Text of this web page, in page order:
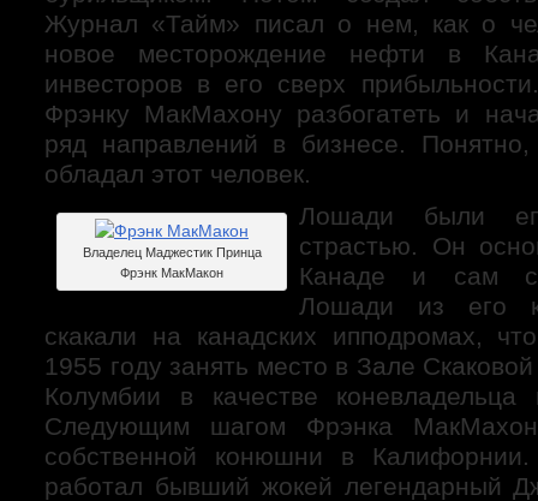
Журнал «Тайм» писал о нем, как о
новое месторождение нефти в
инвесторов в его сверх
Фрэнку МакМахону разбогатеть и
ряд направлений в бизнесе. Понятно,
обладал этот человек.
Владелец Маджестик Принца
Фрэнк МакМакон
Лошади были
страстью. Он
Канаде и сам
Лошади из его
скакали на канадских ипподромах,
1955 году занять место в Зале
Колумбии в качестве коневладельца
Следующим шагом Фрэнка
собственной конюшни в
работал бывший жокей легендарный